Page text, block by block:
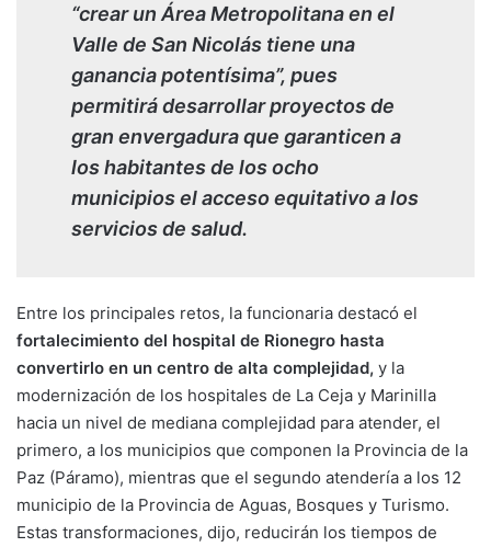
“crear un Área Metropolitana en el
Valle de San Nicolás tiene una
ganancia potentísima”, pues
permitirá desarrollar proyectos de
gran envergadura que garanticen a
los habitantes de los ocho
municipios el acceso equitativo a los
servicios de salud.
Entre los principales retos, la funcionaria destacó el
fortalecimiento del hospital de Rionegro hasta
convertirlo en un centro de alta complejidad, y la
modernización de los hospitales de La Ceja y Marinilla
hacia un nivel de mediana complejidad para atender, el
primero, a los municipios que componen la Provincia de la
Paz (Páramo), mientras que el segundo atendería a los 12
municipio de la Provincia de Aguas, Bosques y Turismo.
Estas transformaciones, dijo, reducirán los tiempos de